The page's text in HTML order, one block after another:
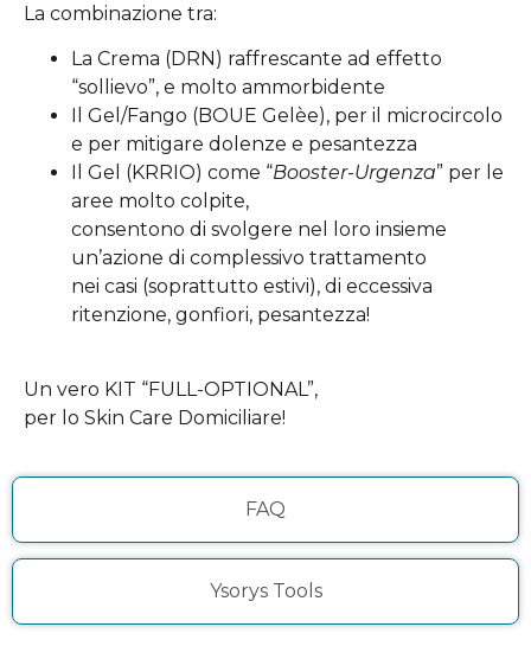
FAQ
Ysorys Tools
La combinazione tra:
La Crema (DRN) raffrescante ad effetto
“sollievo”, e molto ammorbidente
Il Gel/Fango (BOUE Gelèe), per il microcircolo
e per mitigare dolenze e pesantezza
Il Gel (KRRIO) come “Booster-Urgenza” per le
aree molto colpite,
consentono di svolgere nel loro insieme
un’azione di complessivo trattamento
nei casi (soprattutto estivi), di eccessiva
ritenzione, gonfiori, pesantezza!
Un vero KIT “FULL-OPTIONAL”,
per lo Skin Care Domiciliare!